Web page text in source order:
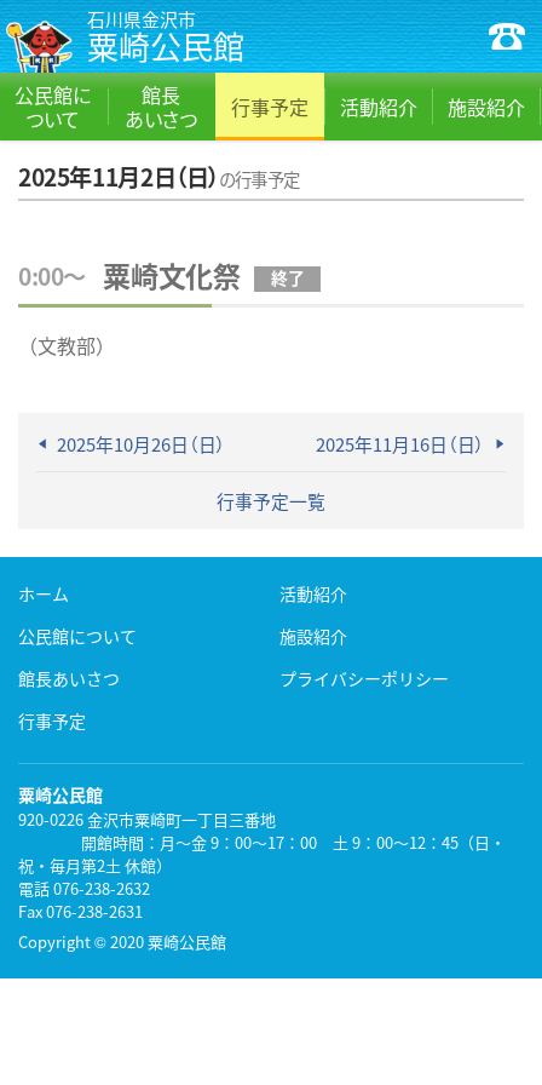
石川県金沢市
粟崎公民館
公民館に
ついて
館長
あいさつ
行事予定 活動紹介 施設紹介
2025年11月2日（日）の行事予定
0:00～ 粟崎文化祭 終了
（文教部）
2025年10月26日（日） 2025年11月16日（日）
行事予定一覧
ホーム
公民館について
館長あいさつ
行事予定
活動紹介
施設紹介
プライバシーポリシー
粟崎公民館
920-0226金沢市粟崎町一丁目三番地
開館時間：月～金 9：00～17：00 土 9：00～12：45（日・
祝・毎月第2土 休館）
電話 076-238-2632
Fax 076-238-2631
Copyright©2020 粟崎公民館